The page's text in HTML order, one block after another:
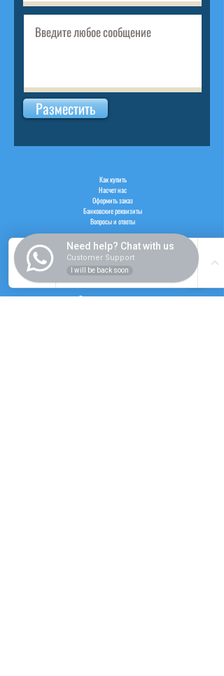
Разместить
Как купить
Насчет нас
Оформить заказ
Банковские реквизиты
Вопросы и ответы
Регистрация пользователя
Need help? Chat with us
Customer Support
I will be back soon